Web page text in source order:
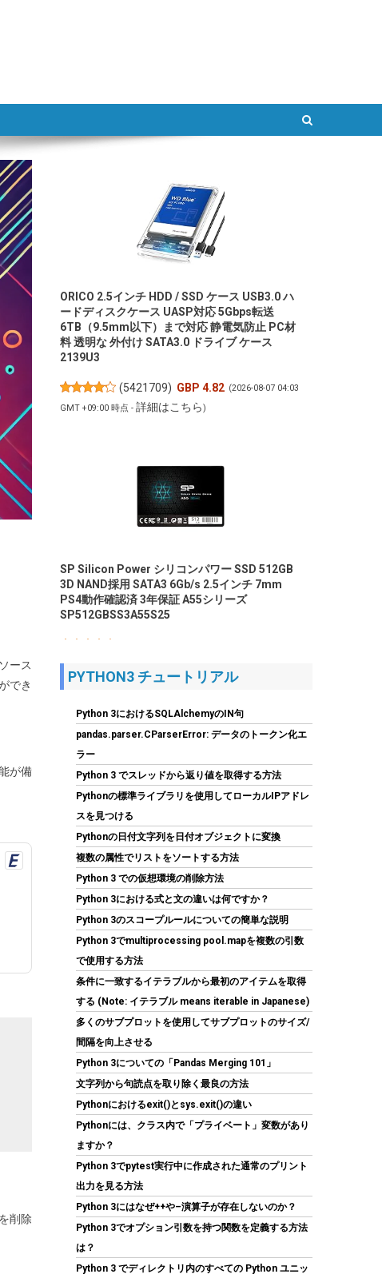
ース
でき
が備
削除
ORICO 2.5インチ HDD / SSD ケース USB3.0 ハ
ードディスクケース UASP対応 5Gbps転送
6TB（9.5mm以下）まで対応 静電気防止 PC材
料 透明な 外付け SATA3.0 ドライブ ケース
2139U3
(5421709) GBP 4.82 (2026-08-07 04:03
GMT +09:00 時点 -詳細はこちら)
SP Silicon Power シリコンパワー SSD 512GB
3D NAND採用 SATA3 6Gb/s 2.5インチ 7mm
PS4動作確認済 3年保証 A55シリーズ
SP512GBSS3A55S25
04:03 GMT +09:00 時点 -
KingSpec SSD 1TB SATAIII 6Gb/s 2.5インチ内
蔵SSD 最大読込570MB/s 3D NAND メーカー保
証3年
(5434010) GBP 91.53 (2026-08-07
04:03 GMT +09:00 時点 -詳細はこちら)
ID-COOLING FROZN A620 PRO SE - ブラック
アウトデュアルタワーエアCPUクーラー、6本
の6mm熱管、デュアル120x120x25mm静音フ
ァン、Intel LGA1700/1851/1200/115X対応；
AMD AM4/AM5（高さ157mm) | 6本のヒートパ
イプ、デュアル120mm静音ファン、最大
27.2dB(A)。Intel LGA1851/1700/1200/115X &
AMD AM5/AM4に対応。取り付け簡単。
(542600) GBP 20.85 (2026-08-07 04:03
GMT +09:00 時点 -詳細はこちら)
PYTHON3 チュートリアル
Python 3におけるSQLAlchemyのIN句
pandas.parser.CParserError: データのトークン化エ
ラー
Python 3 でスレッドから返り値を取得する方法
Pythonの標準ライブラリを使用してローカルIPアドレ
スを見つける
Pythonの日付文字列を日付オブジェクトに変換
複数の属性でリストをソートする方法
Python 3 での仮想環境の削除方法
Python 3における式と文の違いは何ですか？
Python 3のスコープルールについての簡単な説明
Python 3でmultiprocessing pool.mapを複数の引数
で使用する方法
条件に一致するイテラブルから最初のアイテムを取得
する (Note: イテラブル means iterable in Japanese)
多くのサブプロットを使用してサブプロットのサイズ/
間隔を向上させる
Python 3についての「Pandas Merging 101」
文字列から句読点を取り除く最良の方法
Pythonにおけるexit()とsys.exit()の違い
Pythonには、クラス内で「プライベート」変数があり
ますか？
Python 3でpytest実行中に作成された通常のプリント
出力を見る方法
Python 3にはなぜ++や–演算子が存在しないのか？
Python 3でオプション引数を持つ関数を定義する方法
は？
Python 3 でディレクトリ内のすべての Python ユニッ